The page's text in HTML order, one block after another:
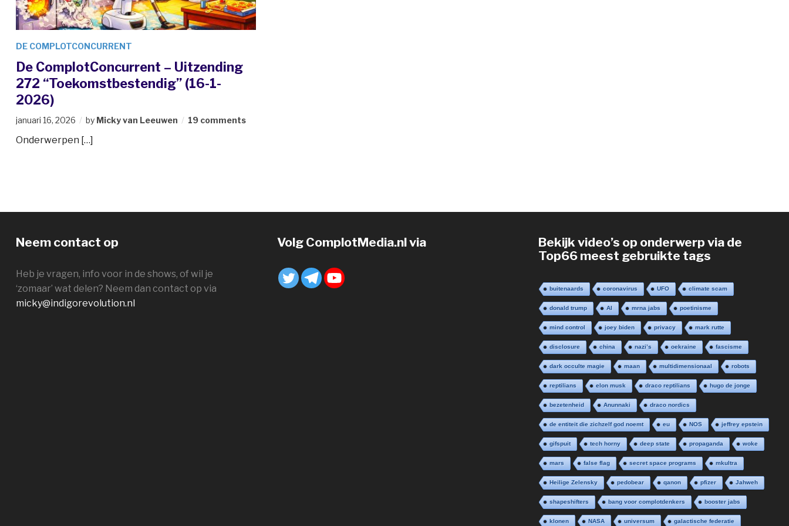
DE COMPLOTCONCURRENT
De ComplotConcurrent – Uitzending
272 “Toekomstbestendig” (16-1-
2026)
januari 16, 2026 by Micky van Leeuwen 19 comments
Onderwerpen […]
Neem contact op
Heb je vragen, info voor in de shows, of wil je
‘zomaar’ wat delen? Neem dan contact op via
micky@indigorevolution.nl
Volg ComplotMedia.nl via
Bekijk video’s op onderwerp via de
Top66 meest gebruikte tags
buitenaards coronavirus UFO climate scam
donald trump AI mrna jabs poetinisme
mind control joey biden privacy mark rutte
disclosure china nazi’s oekraine fascisme
dark occulte magie maan multidimensionaal robots
reptilians elon musk draco reptilians hugo de jonge
bezetenheid Anunnaki draco nordics
de entiteit die zichzelf god noemt eu NOS jeffrey epstein
gifspuit tech horny deep state propaganda woke
mars false flag secret space programs mkultra
Heilige Zelensky pedobear qanon pfizer Jahweh
shapeshifters bang voor complotdenkers booster jabs
klonen NASA universum galactische federatie